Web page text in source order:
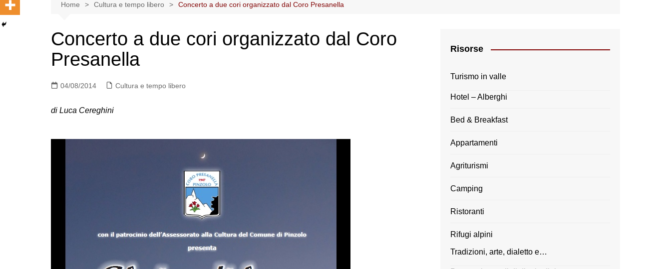
Home Cultura e tempo libero Concerto a due cori organizzato dal Coro Presanella
Concerto a due cori organizzato dal Coro
Presanella
04/08/2014 Cultura e tempo libero
di Luca Cereghini
Risorse
Turismo in valle
Hotel – Alberghi
Bed & Breakfast
Appartamenti
Agriturismi
Camping
Ristoranti
Rifugi alpini
Tradizioni, arte, dialetto e…